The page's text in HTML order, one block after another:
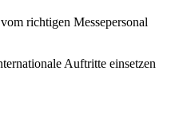
richtigen Messepersonal
Auftritte einsetzen